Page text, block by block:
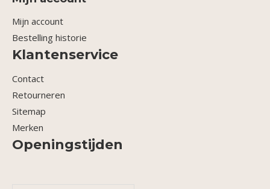
Mijn account
Bestelling historie
Klantenservice
Contact
Retourneren
Sitemap
Merken
Openingstijden